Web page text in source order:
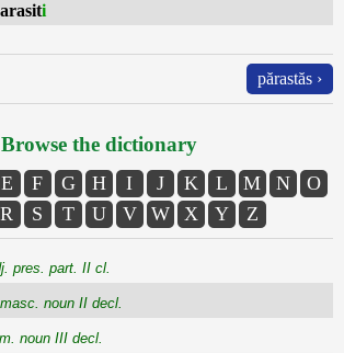
i
părastăs ›
Browse the dictionary
E F G H I J K L M N
O
R S T U V W X Y Z
pres. part. II cl.
masc. noun II decl.
noun III decl.